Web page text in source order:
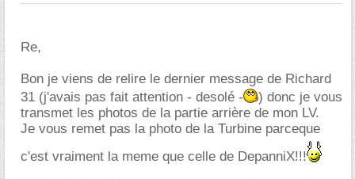
Re,
Bon je viens de relire le dernier message de Richard
31 (j'avais pas fait attention - desolé -
) donc je vous
transmet les photos de la partie arrière de mon LV.
Je vous remet pas la photo de la Turbine parceque
c'est vraiment la meme que celle de DepanniX!!!